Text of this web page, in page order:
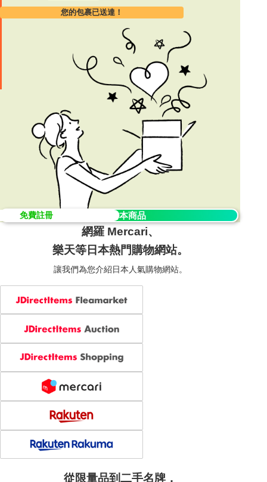
您的包裹已送達！
免費註冊 探索日本商品
網羅 Mercari、
樂天等日本熱門購物網站。
讓我們為您介紹日本人氣購物網站。
從限量品到二手名牌，